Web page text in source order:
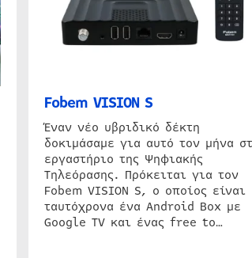
Fobem VISION S
Έναν νέο υβριδικό δέκτη
δοκιμάσαμε για αυτό τον μήνα
εργαστήριο της Ψηφιακής
Τηλεόρασης. Πρόκειται για τον
Fobem VISION S, ο οποίος είναι
ταυτόχρονα ένα Android Box με
Google TV και ένας free to…